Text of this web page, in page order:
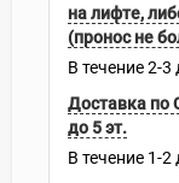
на лифте,
(пронос не
В течение2-3
Доставка по
до 5 эт.
В течение 1-2